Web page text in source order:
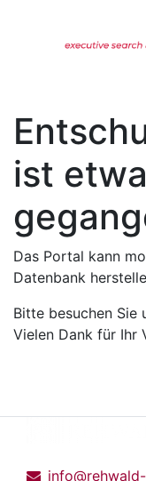
ist
Das Portal kann
Datenbank
Bitte besuchen Sie
Vielen Dank für Ihr